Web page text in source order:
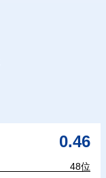
0.46
48位